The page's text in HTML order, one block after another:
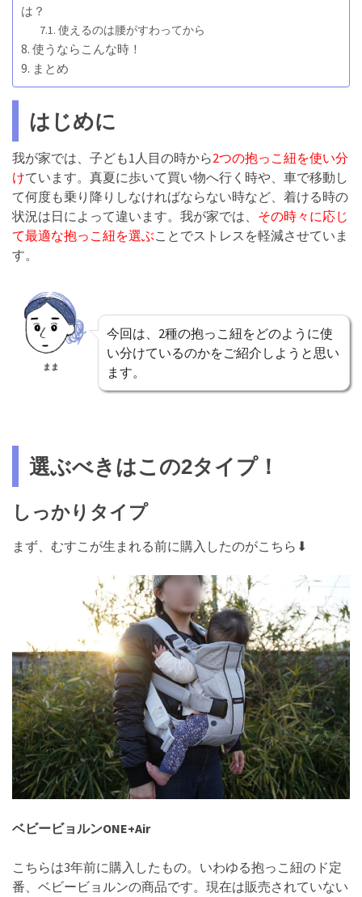
は？
使えるのは腰がすわってから
使うならこんな時！
まとめ
はじめに
我が家では、子ども1人目の時から2つの抱っこ紐を使い分
けています。真夏に歩いて買い物へ行く時や、車で移動し
て何度も乗り降りしなければならない時など、着ける時の
状況は日によって違います。我が家では、 その時々に応じ
て最適な抱っこ紐を選ぶことでストレスを軽減させていま
す。
まま
今回は、2種の抱っこ紐をどのように使
い分けているのかをご紹介しようと思い
ます。
選ぶべきはこの2タイプ！
しっかりタイプ
まず、むすこが生まれる前に購入したのがこちら⬇︎
ベビービョルンONE+Air
こちらは3年前に購入したもの。いわゆる抱っこ紐のド定
番、ベビービョルンの商品です。現在は販売されていない